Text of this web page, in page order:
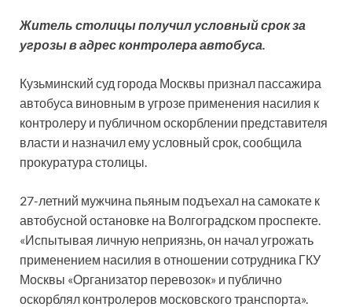
Житель столицы получил условный срок за
угрозы в адрес контролера автобуса.
Кузьминский суд города Москвы признал пассажира
автобуса виновным в угрозе применения насилия к
контролеру и публичном оскорблении представителя
власти и назначил ему условный срок, сообщила
прокуратура столицы.
27-летний мужчина пьяным подъехал на самокате к
автобусной остановке на Волгоградском проспекте.
«Испытывая личную неприязнь, он начал угрожать
применением насилия в отношении сотрудника ГКУ
Москвы «Организатор перевозок» и публично
оскорблял контролеров московского транспорта».